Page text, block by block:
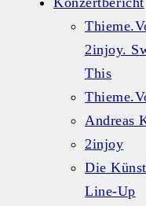
2injoy.
This
Andreas
2injoy
Die
Line-Up